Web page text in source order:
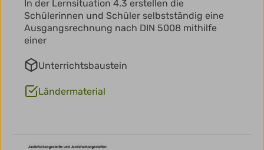
In der Lernsituation 4.3 erstellen die
Schülerinnen und Schüler selbstständig eine
Ausgangsrechnung nach DIN 5008 mithilfe
einer
Unterrichtsbaustein
Ländermaterial